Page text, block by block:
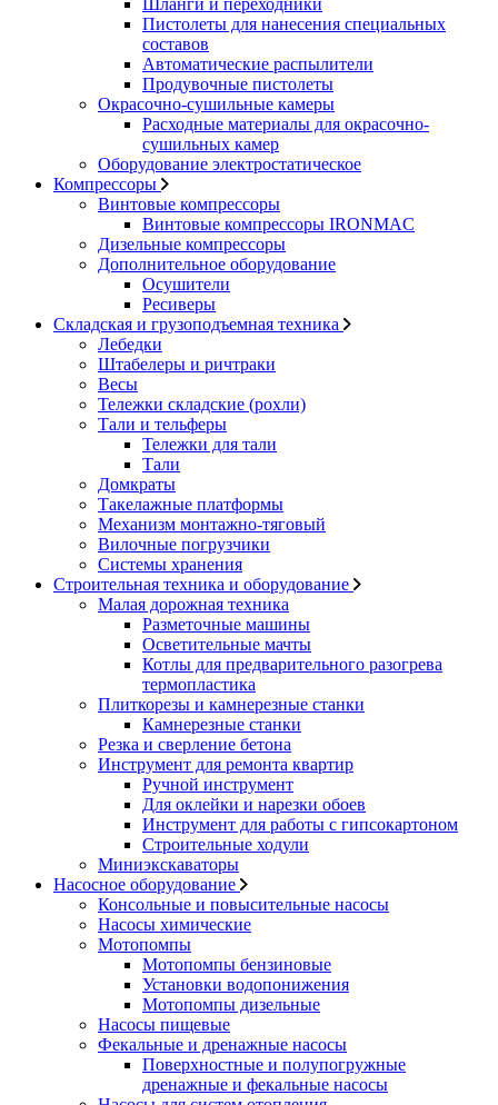
Шланги и переходники
Пистолеты для нанесения специальных
составов
Автоматические распылители
Продувочные пистолеты
Окрасочно-сушильные камеры
Расходные материалы для окрасочно-
сушильных камер
Оборудование электростатическое
Компрессоры
Винтовые компрессоры
Винтовые компрессоры IRONMAC
Дизельные компрессоры
Дополнительное оборудование
Осушители
Ресиверы
Складская и грузоподъемная техника
Лебедки
Штабелеры и ричтраки
Весы
Тележки складские (рохли)
Тали и тельферы
Тележки для тали
Тали
Домкраты
Такелажные платформы
Механизм монтажно-тяговый
Вилочные погрузчики
Системы хранения
Строительная техника и оборудование
Малая дорожная техника
Разметочные машины
Осветительные мачты
Котлы для предварительного разогрева
термопластика
Плиткорезы и камнерезные станки
Камнерезные станки
Резка и сверление бетона
Инструмент для ремонта квартир
Ручной инструмент
Для оклейки и нарезки обоев
Инструмент для работы с гипсокартоном
Строительные ходули
Миниэкскаваторы
Насосное оборудование
Консольные и повысительные насосы
Насосы химические
Мотопомпы
Мотопомпы бензиновые
Установки водопонижения
Мотопомпы дизельные
Насосы пищевые
Фекальные и дренажные насосы
Поверхностные и полупогружные
дренажные и фекальные насосы